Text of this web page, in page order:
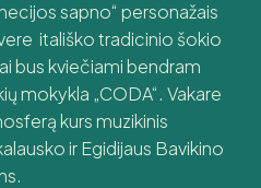
sapno“ personažais
itališko tradicinio šokio
bus kviečiami bendram
mokykla „CODA“. Vakare
kurs muzikinis
ir Egidijaus Bavikino